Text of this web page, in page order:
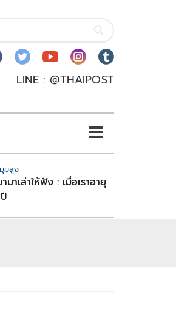
LINE : @THAIPOST
มสูง
ามาเล่าให้ฟัง : เมื่อเราอายุ